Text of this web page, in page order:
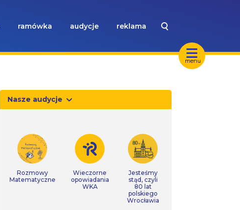
menu
ramówka audycje reklama
Nasze audycje
Rozmowy
Matematyczne
Wieczorne
opowiadania
WKA
Jesteśmy
stąd, czyli
80 lat
polskiego
Wrocławia